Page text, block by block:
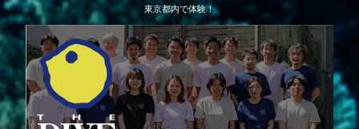
東京都内で体験！